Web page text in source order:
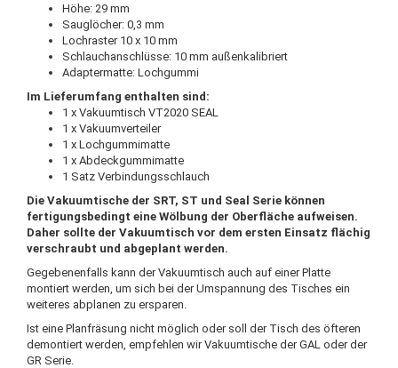
Höhe: 29 mm
Sauglöcher: 0,3 mm
Lochraster 10 x 10 mm
Schlauchanschlüsse: 10 mm außenkalibriert
Adaptermatte: Lochgummi
Im Lieferumfang enthalten sind:
1 x Vakuumtisch VT2020 SEAL
1 x Vakuumverteiler
1 x Lochgummimatte
1 x Abdeckgummimatte
1 Satz Verbindungsschlauch
Die Vakuumtische der SRT, ST und Seal Serie können
fertigungsbedingt eine Wölbung der Oberfläche aufweisen.
Daher sollte der Vakuumtisch vor dem ersten Einsatz flächig
verschraubt und abgeplant werden.
Gegebenenfalls kann der Vakuumtisch auch auf einer Platte
montiert werden, um sich bei der Umspannung des Tisches ein
weiteres abplanen zu ersparen.
Ist eine Planfräsung nicht möglich oder soll der Tisch des öfteren
demontiert werden, empfehlen wir Vakuumtische der GAL oder der
GR Serie.